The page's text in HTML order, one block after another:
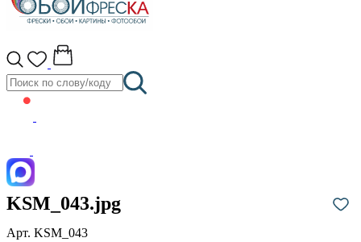
KSM_043.jpg
Арт. KSM_043